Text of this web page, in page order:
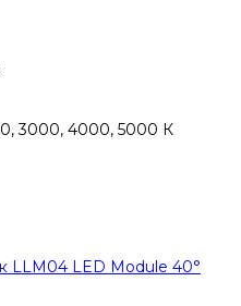
3000, 4000, 5000 К